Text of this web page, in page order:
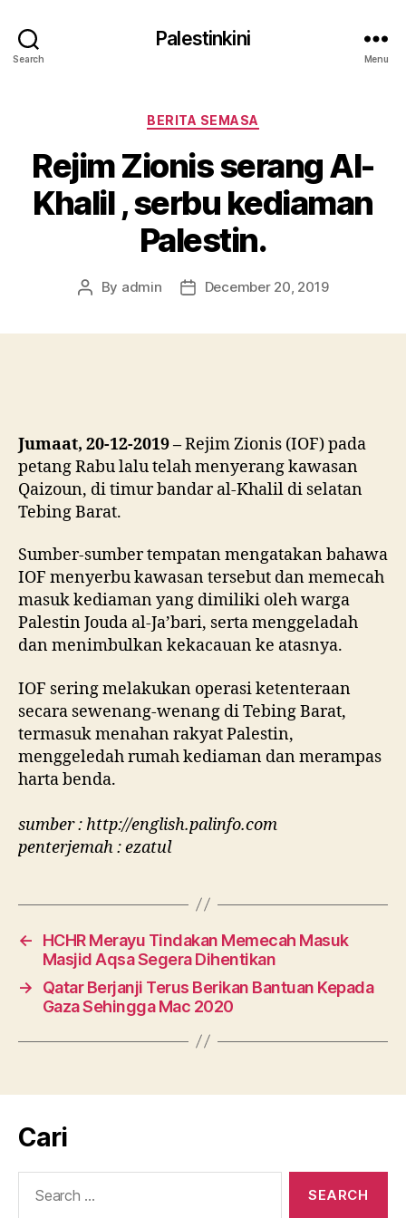
Search
Palestinkini
Menu
Categories
BERITA SEMASA
Rejim Zionis serang Al-
Khalil , serbu kediaman
Palestin.
Post
By admin
PostDecember 20, 2019
Jumaat, 20-12-2019 –Rejim Zionis (IOF) pada
petang Rabu lalu telah menyerang kawasan
Qaizoun, di timur bandar al-Khalil di selatan
Tebing Barat.
Sumber-sumber tempatan mengatakan bahawa
IOF menyerbu kawasan tersebut dan memecah
masuk kediaman yang dimiliki oleh warga
Palestin Jouda al-Ja’bari, serta menggeladah
dan menimbulkan kekacauan ke atasnya.
IOF sering melakukan operasi ketenteraan
secara sewenang-wenang di Tebing Barat,
termasuk menahan rakyat Palestin,
menggeledah rumah kediaman dan merampas
harta benda.
sumber : http://english.palinfo.com
penterjemah : ezatul
←
HCHR Merayu Tindakan Memecah Masuk
Masjid Aqsa Segera Dihentikan
→
Qatar Berjanji Terus Berikan Bantuan Kepada
Gaza Sehingga Mac 2020
Cari